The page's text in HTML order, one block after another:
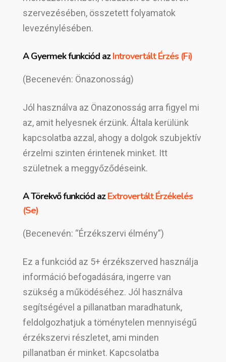
szervezésében, összetett folyamatok
levezénylésében.
A Gyermek funkciód azIntrovertált Érzés (Fi)
(Becenevén: Önazonosság)
Jól használva az Önazonosság arra figyel mi
az, amit helyesnek érzünk. Általa kerülünk
kapcsolatba azzal, ahogy a dolgok szubjektív
érzelmi szinten érintenek minket. Itt
születnek a meggyőződéseink.
A Törekvő funkciód azExtrovertált Érzékelés
(Se)
(Becenevén: “Érzékszervi élmény”)
Ez a funkciód az 5+ érzékszerved használja
információ befogadására, ingerre van
szükség a működéséhez. Jól használva
segítségével a pillanatban maradhatunk,
feldolgozhatjuk a töménytelen mennyiségű
érzékszervi részletet, ami minden
pillanatban ér minket. Kapcsolatba